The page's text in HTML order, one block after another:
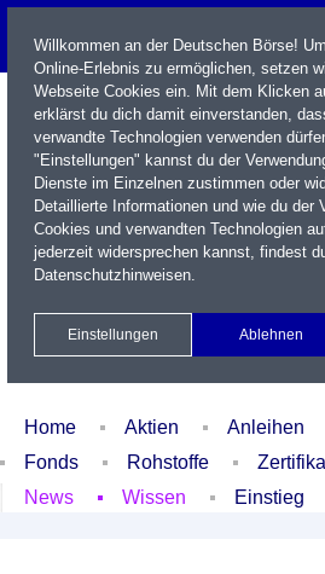
Name / WKN / ISIN / Kürzel
Xetra Realtime
Watchlist
Home Aktien Anleihen
Fonds
Rohstoffe
News
Wissen Einstieg
Willkommen an der Deutschen Börse!
Online-Erlebnis zu ermöglichen, setzen
Webseite Cookies ein. Mit dem Klicken
erklärst du dich damit einverstanden,
verwandte Technologien verwenden
"Einstellungen" kannst du der
Dienste im Einzelnen zustimmen oder
Detaillierte Informationen und wie du der
Cookies und verwandten Technologien
jederzeit widersprechen kannst, findest
Datenschutzhinweisen.
Einstellungen Ablehnen